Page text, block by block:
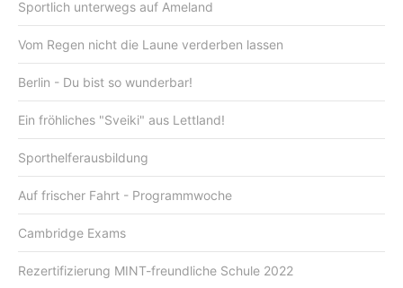
Sportlich unterwegs auf Ameland
Vom Regen nicht die Laune verderben lassen
Berlin - Du bist so wunderbar!
Ein fröhliches "Sveiki" aus Lettland!
Sporthelferausbildung
Auf frischer Fahrt - Programmwoche
Cambridge Exams
Rezertifizierung MINT-freundliche Schule 2022